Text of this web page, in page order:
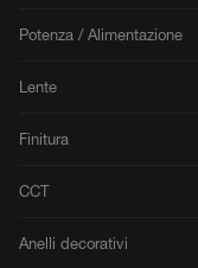
Potenza / Alimentazione
Lente
Finitura
CCT
Anelli decorativi